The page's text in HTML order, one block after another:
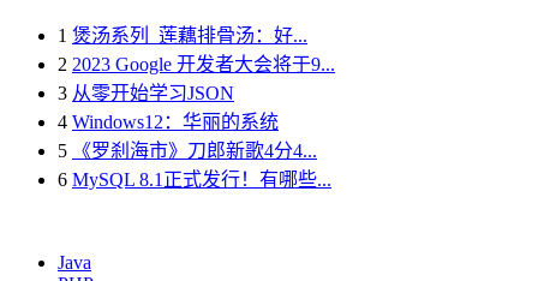
1 煲汤系列_莲藕排骨汤：好...
2 2023 Google 开发者大会将于9...
3 从零开始学习JSON
4 Windows12：华丽的系统
5
《罗刹海市》刀郎新歌4分4...
6 MySQL 8.1正式发行！有哪些...
Java